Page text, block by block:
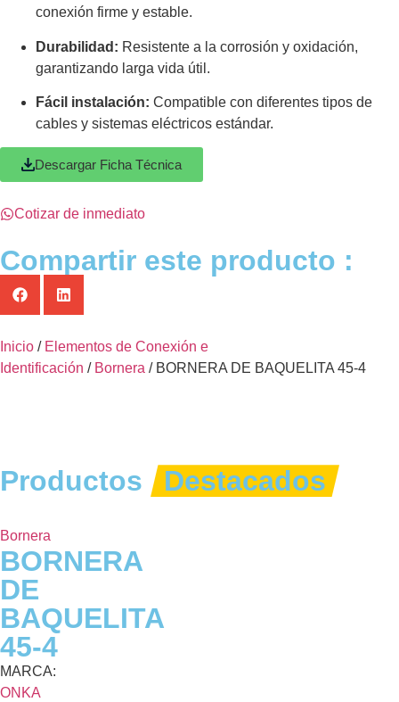
conexión firme y estable.
Durabilidad: Resistente a la corrosión y oxidación,
garantizando larga vida útil.
Fácil instalación: Compatible con diferentes tipos de
cables y sistemas eléctricos estándar.
Descargar Ficha Técnica
Cotizar de inmediato
Compartir este producto :
Inicio / Elementos de Conexión e
Identificación / Bornera / BORNERA DE BAQUELITA 45-4
Productos Destacados
Bornera
BORNERA
DE
BAQUELITA
45-4
MARCA:
ONKA